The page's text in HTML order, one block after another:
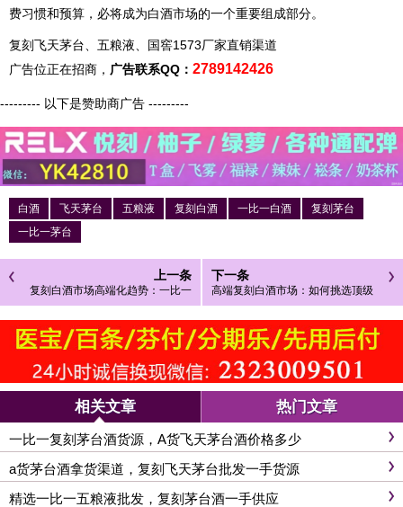
费习惯和预算，必将成为白酒市场的一个重要组成部分。
复刻飞天茅台、五粮液、国窖1573厂家直销渠道
广告位正在招商， 广告联系QQ： 2789142426
--------- 以下是赞助商广告 ---------
白酒 飞天茅台 五粮液 复刻白酒 一比一白酒
复刻茅台
一比一茅台
上一条
复刻白酒市场高端化趋势：一比一
五粮液茅台酒推动行业革新
下一条
高端复刻白酒市场：如何挑选顶级
一比一精品白酒
相关文章 热门文章
一比一复刻茅台酒货源，A货飞天茅台酒价格多少
a货茅台酒拿货渠道，复刻飞天茅台批发一手货源
精选一比一五粮液批发，复刻茅台酒一手供应